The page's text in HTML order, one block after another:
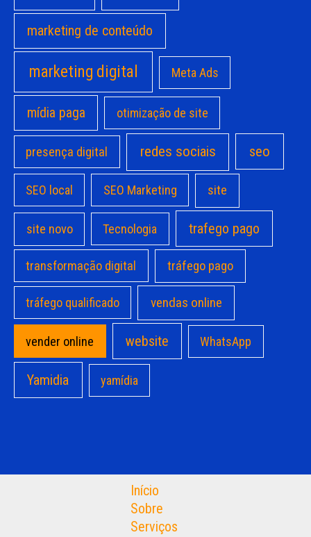
marketing de conteúdo
marketing digital Meta Ads
mídia paga otimização de site
presença digital redes sociais seo
SEO local SEO Marketing site
site novo Tecnologia trafego pago
transformação digital tráfego pago
tráfego qualificado vendas online
vender online website WhatsApp
Yamidia yamídia
Início
Sobre
Serviços